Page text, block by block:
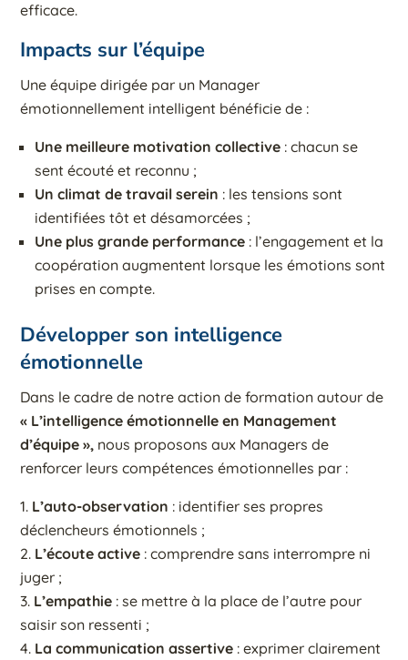
efficace.
Impacts sur l’équipe
Une équipe dirigée par un Manager
émotionnellement intelligent bénéficie de :
Une meilleure motivation collective : chacun se
sent écouté et reconnu ;
Un climat de travail serein : les tensions sont
identifiées tôt et désamorcées ;
Une plus grande performance : l’engagement et la
coopération augmentent lorsque les émotions sont
prises en compte.
Développer son intelligence
émotionnelle
Dans le cadre de notre action de formation autour de
« L’intelligence émotionnelle en Management
d’équipe », nous proposons aux Managers de
renforcer leurs compétences émotionnelles par :
L’auto-observation : identifier ses propres
déclencheurs émotionnels ;
L’écoute active : comprendre sans interrompre ni
juger ;
L’empathie : se mettre à la place de l’autre pour
saisir son ressenti ;
La communication assertive : exprimer clairement